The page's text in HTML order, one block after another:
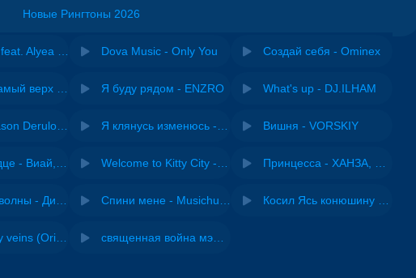
Новые Рингтоны 2026
Dova Music - Only You Создай себя - Ominex
Я буду рядом - ENZRO What's up - DJ.ILHAM
Вишня - VORSKIY